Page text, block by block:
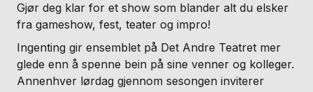
Gjør deg klar for et show som blander alt du elsker
fra gameshow, fest, teater og impro!
Ingenting gir ensemblet på Det Andre Teatret mer
glede enn å spenne bein på sine venner og kolleger.
Annenhver lørdag gjennom sesongen inviterer